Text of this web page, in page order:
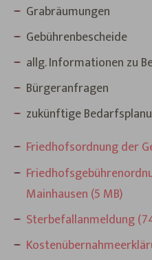
Grabräumungen
Gebührenbescheide
allg. Informationen zu
Bürgeranfragen
zukünftige
Friedhofsordnung der
Mainhausen (5 MB)
Sterbefallanmeldung